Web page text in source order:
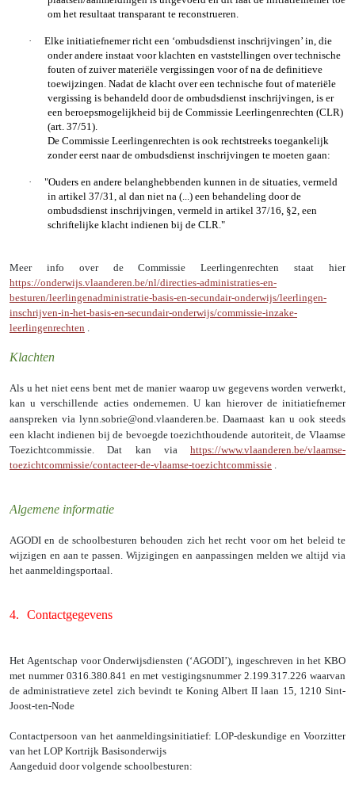
om het resultaat transparant te reconstrueren.
· Elke initiatiefnemer richt een ‘ombudsdienst inschrijvingen’ in, die
onder andere instaat voor klachten en vaststellingen over technische
fouten of zuiver materiële vergissingen voor of na de definitieve
toewijzingen. Nadat de klacht over een technische fout of materiële
vergissing is behandeld door de ombudsdienst inschrijvingen, is er
een beroepsmogelijkheid bij de Commissie Leerlingenrechten (CLR)
(art. 37/51).
De Commissie Leerlingenrechten is ook rechtstreeks toegankelijk
zonder eerst naar de ombudsdienst inschrijvingen te moeten gaan:
·
"Ouders en andere belanghebbenden kunnen in de situaties, vermeld
in artikel 37/31, al dan niet na (...) een behandeling door de
ombudsdienst inschrijvingen, vermeld in artikel 37/16, §2, een
schriftelijke klacht indienen bij de CLR."
Meer info over de Commissie Leerlingenrechten staat hier
https://onderwijs.vlaanderen.be/nl/directies-administraties-en-
besturen/leerlingenadministratie-basis-en-secundair-onderwijs/leerlingen-
inschrijven-in-het-basis-en-secundair-onderwijs/commissie-inzake-
leerlingenrechten .
Klachten
Als u het niet eens bent met de manier waarop uw gegevens worden verwerkt,
kan u verschillende acties ondernemen. U kan hierover de initiatiefnemer
aanspreken via lynn.sobrie@ond.vlaanderen.be. Daarnaast kan u ook steeds
een klacht indienen bij de bevoegde toezichthoudende autoriteit, de Vlaamse
Toezichtcommissie. Dat kan via https://www.vlaanderen.be/vlaamse-
toezichtcommissie/contacteer-de-vlaamse-toezichtcommissie .
Algemene informatie
AGODI en de schoolbesturen behouden zich het recht voor om het beleid te
wijzigen en aan te passen. Wijzigingen en aanpassingen melden we altijd via
het aanmeldingsportaal.
4. Contactgegevens
Het Agentschap voor Onderwijsdiensten (‘AGODI’), ingeschreven in het KBO
met nummer 0316.380.841 en met vestigingsnummer 2.199.317.226 waarvan
de administratieve zetel zich bevindt te Koning Albert II laan 15, 1210 Sint-
Joost-ten-Node
Contactpersoon van het aanmeldingsinitiatief: LOP-deskundige en Voorzitter
van het LOP Kortrijk Basisonderwijs
Aangeduid door volgende schoolbesturen: